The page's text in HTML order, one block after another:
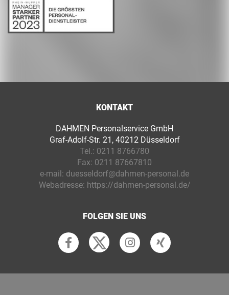
KONTAKT
DAHMEN Personalservice GmbH
Graf-Adolf-Str. 21, 40212 Düsseldorf
Tel.: 0211 8766780
Fax: 0211 87667810
e-mail: duesseldorf@dahmen-personal.de
Webadresse: https://dahmen-personal.de/
FOLGEN SIE UNS